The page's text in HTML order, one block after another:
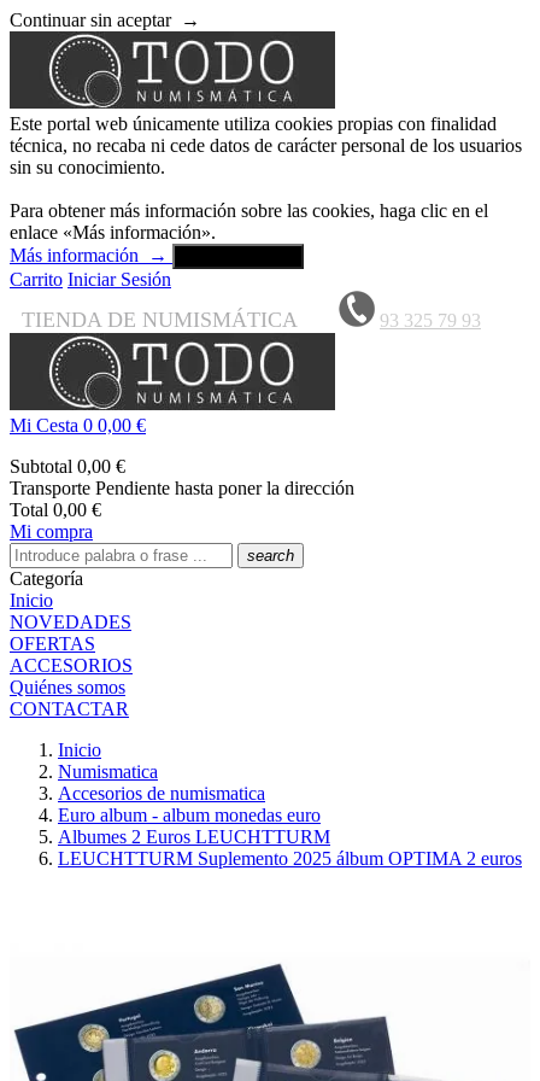
Continuar sin aceptar →
Este portal web únicamente utiliza cookies propias con finalidad
técnica, no recaba ni cede datos de carácter personal de los usuarios
sin su conocimiento.
Para obtener más información sobre las cookies, haga clic en el
enlace «Más información».
Más información
→
Carrito Iniciar Sesión
TIENDA DE NUMISMÁTICA 93 325 79 93
Mi Cesta 0 0,00 €
Subtotal 0,00 €
Transporte Pendiente hasta poner la dirección
Total 0,00 €
Mi compra
search
Categoría
Inicio
NOVEDADES
OFERTAS
ACCESORIOS
Quiénes somos
CONTACTAR
Inicio
Numismatica
Accesorios de numismatica
Euro album - album monedas euro
Albumes 2 Euros LEUCHTTURM
LEUCHTTURM Suplemento 2025 álbum OPTIMA 2 euros